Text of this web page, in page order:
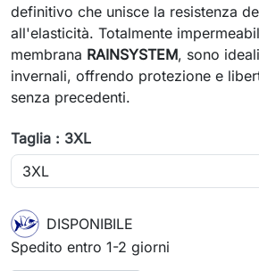
definitivo che unisce la resistenza
all'elasticità. Totalmente
membrana RAINSYSTEM, sono
invernali, offrendo protezione e
senza precedenti.
Taglia : 3XL
DISPONIBILE
Spedito entro 1-2 giorni